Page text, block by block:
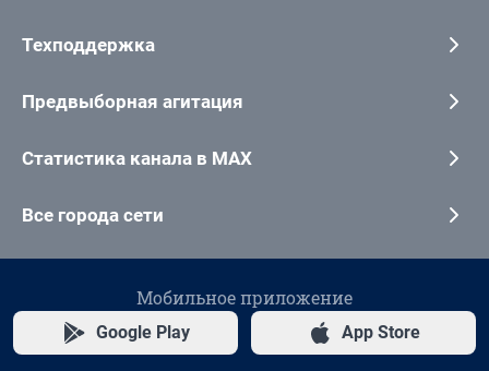
Техподдержка
Предвыборная агитация
Статистика канала в MAX
Все города сети
Мобильное приложение
Google Play App Store